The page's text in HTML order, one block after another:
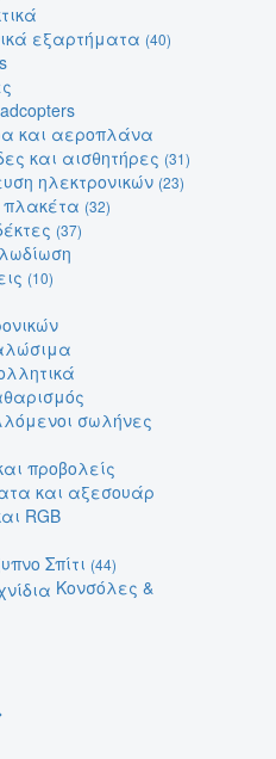
εξαρτήματα (40)
και αεροπλάνα
και αισθητήρες (31)
ηλεκτρονικών (23)
πλακέτα (32)
(37)
(10)
σωλήνες
προβολείς
και αξεσουάρ
RGB
Σπίτι (44)
Κονσόλες &